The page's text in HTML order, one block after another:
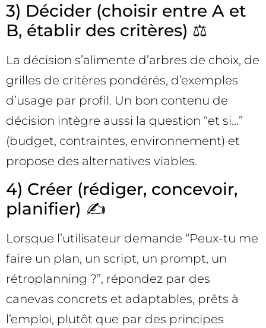
3) Décider (choisir entre A et
B, établir des critères) ⚖️
La décision s’alimente d’arbres de choix, de
grilles de critères pondérés, d’exemples
d’usage par profil. Un bon contenu de
décision intègre aussi la question “et si…”
(budget, contraintes, environnement) et
propose des alternatives viables.
4) Créer (rédiger, concevoir,
planifier) ✍️
Lorsque l’utilisateur demande “Peux-tu me
faire un plan, un script, un prompt, un
rétroplanning ?”, répondez par des
canevas concrets et adaptables, prêts à
l’emploi, plutôt que par des principes